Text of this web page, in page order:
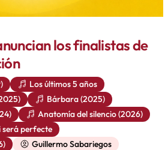
los finalistas de
Los últimos 5 años
Bárbara (2025)
Anatomía del silencio (2026)
será perfecte
Guillermo Sabariegos